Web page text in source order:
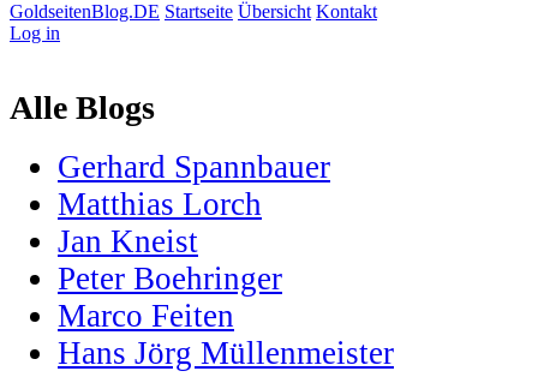
GoldseitenBlog.DE Startseite Übersicht Kontakt
Log in
Alle Blogs
Gerhard Spannbauer
Matthias Lorch
Jan Kneist
Peter Boehringer
Marco Feiten
Hans Jörg Müllenmeister